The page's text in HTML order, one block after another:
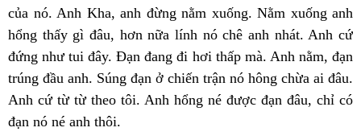
của nó. Anh Kha, anh đừng nằm xuống. Nằm xuống anh
hổng thấy gì đâu, hơn nữa lính nó chê anh nhát. Anh cứ
đứng như tui đây. Đạn đang đi hơi thấp mà. Anh nằm, đạn
trúng đầu anh. Súng đạn ở chiến trận nó hông chừa ai đâu.
Anh cứ từ từ theo tôi. Anh hổng né được đạn đâu, chỉ có
đạn nó né anh thôi.